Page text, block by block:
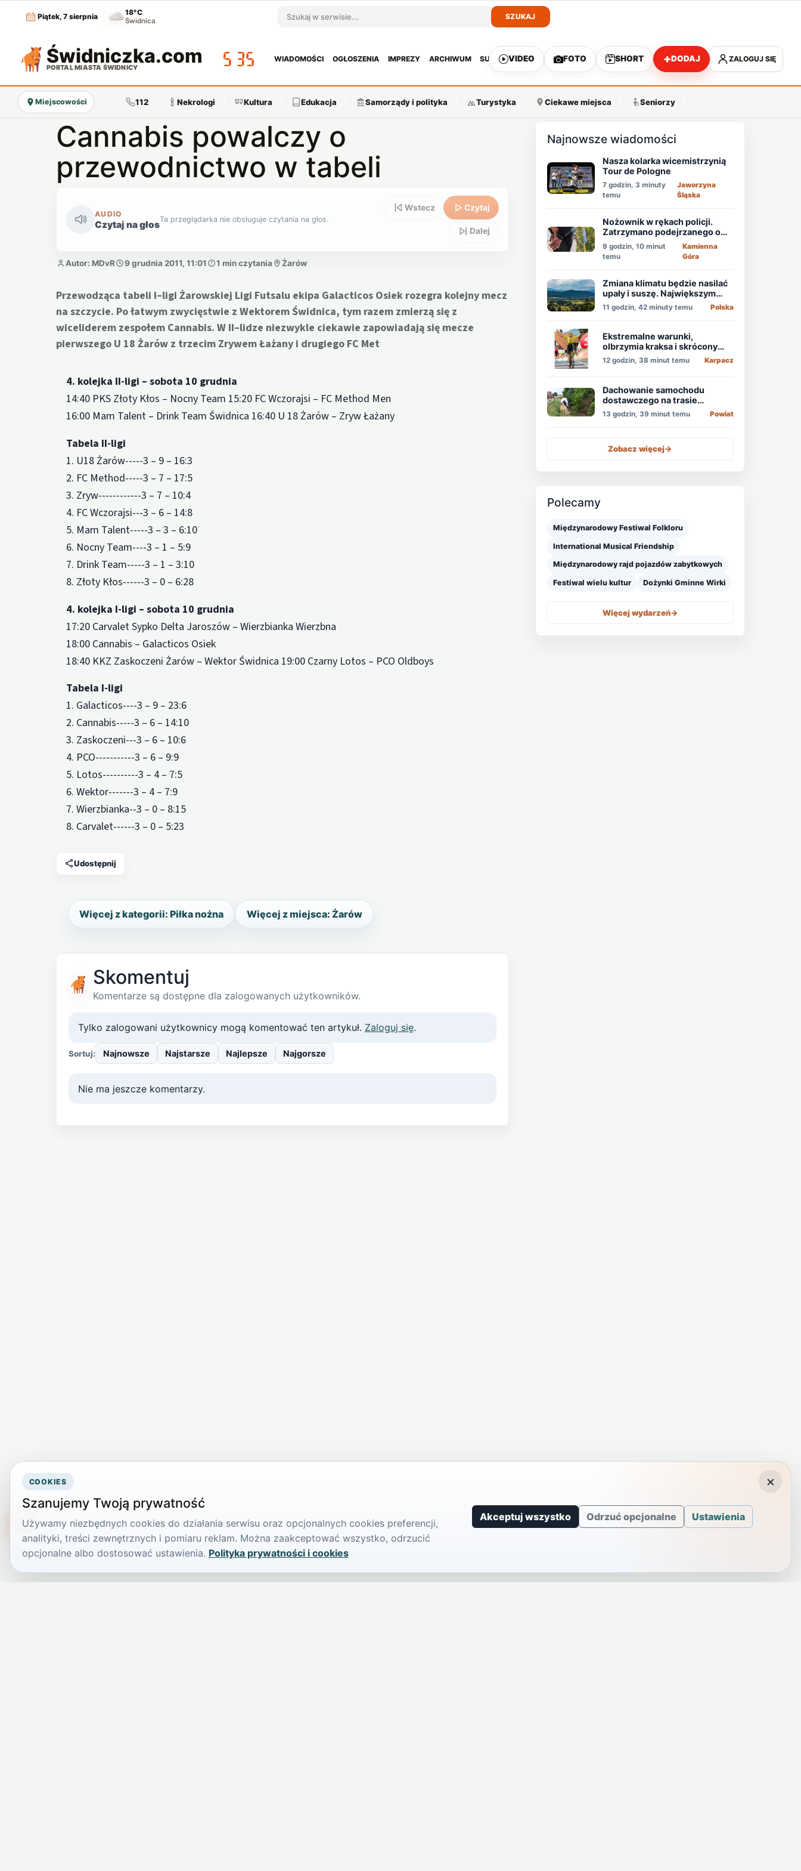
Piątek, 7 sierpnia
18°C
Świdnica Szukaj w serwisie
SZUKAJ
Świdniczka.com
PORTAL MIASTA ŚWIDNICY 05:35
WIADOMOŚCI OGŁOSZENIA IMPREZY ARCHIWUM SUBSKRYPCJA
VIDEO FOTO SHORT +DODAJ ZALOGUJ SIĘ
Miejscowości 112 Nekrologi Kultura Edukacja Samorządy i polityka Turystyka Ciekawe miejsca Seniorzy
Cannabis powalczy o
przewodnictwo w tabeli
AUDIO
Czytaj na głosTa przeglądarka nie obsługuje czytania na głos.
Wstecz Czytaj
Dalej
Autor: MDvR 9 grudnia 2011, 11:01 1 min czytania Żarów
Przewodząca tabeli I–ligi Żarowskiej Ligi Futsalu ekipa Galacticos Osiek rozegra kolejny mecz
na szczycie. Po łatwym zwycięstwie z Wektorem Świdnica, tym razem zmierzą się z
wiceliderem zespołem Cannabis. W II–lidze niezwykle ciekawie zapowiadają się mecze
pierwszego U 18 Żarów z trzecim Zrywem Łażany i drugiego FC Met
4. kolejka II-ligi – sobota 10 grudnia
14:40 PKS Złoty Kłos – Nocny Team 15:20 FC Wczorajsi – FC Method Men
16:00 Mam Talent – Drink Team Świdnica 16:40 U 18 Żarów – Zryw Łażany
Tabela II-ligi
1. U18 Żarów-----3 – 9 – 16:3
2. FC Method-----3 – 7 – 17:5
3. Zryw------------3 – 7 – 10:4
4. FC Wczorajsi---3 – 6 – 14:8
5. Mam Talent-----3 – 3 – 6:10
6. Nocny Team----3 – 1 – 5:9
7. Drink Team-----3 – 1 – 3:10
8. Złoty Kłos------3 – 0 – 6:28
4. kolejka I-ligi – sobota 10 grudnia
17:20 Carvalet Sypko Delta Jaroszów – Wierzbianka Wierzbna
18:00 Cannabis – Galacticos Osiek
18:40 KKZ Zaskoczeni Żarów – Wektor Świdnica 19:00 Czarny Lotos – PCO Oldboys
Tabela I-ligi
1. Galacticos----3 – 9 – 23:6
2. Cannabis-----3 – 6 – 14:10
3. Zaskoczeni---3 – 6 – 10:6
4. PCO-----------3 – 6 – 9:9
5. Lotos----------3 – 4 – 7:5
6. Wektor-------3 – 4 – 7:9
7. Wierzbianka--3 – 0 – 8:15
8. Carvalet------3 – 0 – 5:23
Udostępnij
Więcej z kategorii: Piłka nożna Więcej z miejsca: Żarów
Skomentuj
Komentarze są dostępne dla zalogowanych użytkowników.
Tylko zalogowani użytkownicy mogą komentować ten artykuł. Zaloguj się.
Sortuj: Najnowsze Najstarsze Najlepsze Najgorsze
Nie ma jeszcze komentarzy.
Najnowsze wiadomości
Nasza kolarka wicemistrzynią
Tour de Pologne
7 godzin, 3 minuty
temu
Jaworzyna
Śląska
Nożownik w rękach policji.
Zatrzymano podejrzanego o
usiłowanie zabójstwa!
9 godzin, 10 minut
temu
Kamienna
Góra
Zmiana klimatu będzie nasilać
upały i suszę. Największym
zagrożeniem jest niedobór
wody
11 godzin, 42 minuty temu Polska
Ekstremalne warunki,
olbrzymia kraksa i skrócony
etap, który padł łupem
Holendra!
12 godzin, 38 minut temu Karpacz
Dachowanie samochodu
dostawczego na trasie
Świdnica - Wrocław
13 godzin, 39 minut temu Powiat
Zobacz więcej->
Polecamy
Międzynarodowy Festiwal Folkloru
International Musical Friendship
Międzynarodowy rajd pojazdów zabytkowych
Festiwal wielu kultur Dożynki Gminne Wirki
Więcej wydarzeń->
COOKIES
Szanujemy Twoją prywatność
Używamy niezbędnych cookies do działania serwisu oraz opcjonalnych cookies preferencji,
analityki, treści zewnętrznych i pomiaru reklam. Można zaakceptować wszystko, odrzucić
opcjonalne albo dostosować ustawienia. Polityka prywatności i cookies
Akceptuj wszystko Odrzuć opcjonalne Ustawienia
×
TikTokowa Jelonka